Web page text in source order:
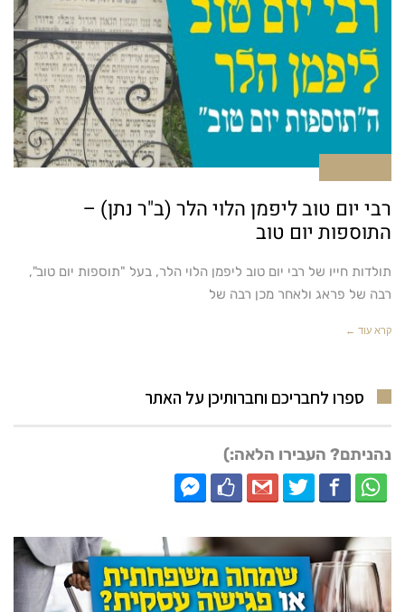
רבי יום טוב ליפמן הלוי הלר (ב"ר נתן) –
התוספות יום טוב
תולדות חייו של רבי יום טוב ליפמן הלוי הלר, בעל "תוספות יום טוב",
רבה של פראג ולאחר מכן רבה של
קרא עוד ←
ספרו לחבריכם וחברותיכן על האתר
נהניתם? העבירו הלאה:)